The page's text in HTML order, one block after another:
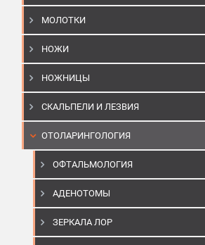
МОЛОТКИ
НОЖИ
НОЖНИЦЫ
СКАЛЬПЕЛИ И ЛЕЗВИЯ
ОТОЛАРИНГОЛОГИЯ
ОФТАЛЬМОЛОГИЯ
АДЕНОТОМЫ
ЗЕРКАЛА ЛОР